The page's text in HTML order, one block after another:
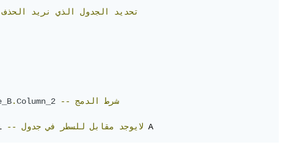
تحديد الجدول الذي نريد الحذف
.Column_2 -- شرط الدمج
-- لايوجد مقابل للسطر في جدول A